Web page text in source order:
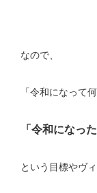
なので、
「令和になって
「令和になっ
という目標やヴ